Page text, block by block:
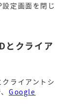
定画面を閉じ
クライア
ライアントシ
Google